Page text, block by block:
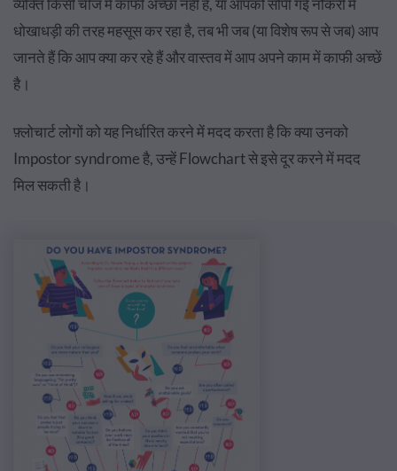
धोखाधड़ी की तरह महसूस कर रहा है, तब भी जब (या विशेष रूप से जब) आप
जानते हैं कि आप क्या कर रहे हैं और वास्तव में आप अपने काम में काफी अच्छें
है।
फ़्लोचार्ट लोगों को यह निर्धारित करने में मदद करता है कि क्या उनको
Impostor syndrome है, उन्हें Flowchart से इसे दूर करने में मदद
मिल सकती है।